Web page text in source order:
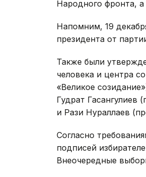
Народного фронта,
Напомним, 19
президента от
Также были
человека и центра
«Великое
Гудрат Гасангулиев
и Рази Нураллаев
Согласно
подписей
Внеочередные